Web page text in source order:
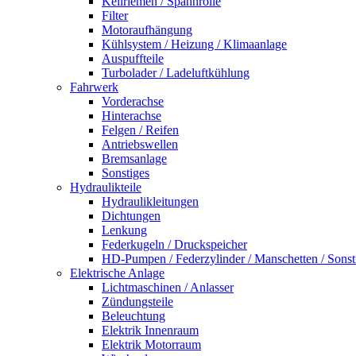
Filter
Motoraufhängung
Kühlsystem / Heizung / Klimaanlage
Auspuffteile
Turbolader / Ladeluftkühlung
Fahrwerk
Vorderachse
Hinterachse
Felgen / Reifen
Antriebswellen
Bremsanlage
Sonstiges
Hydraulikteile
Hydraulikleitungen
Dichtungen
Lenkung
Federkugeln / Druckspeicher
HD-Pumpen / Federzylinder / Manschetten /
Elektrische Anlage
Lichtmaschinen / Anlasser
Zündungsteile
Beleuchtung
Elektrik Innenraum
Elektrik Motorraum